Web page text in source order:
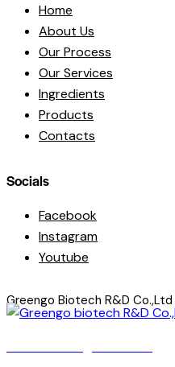
Home
About Us
Our Process
Our Services
Ingredients
Products
Contacts
Socials
Facebook
Instagram
Youtube
Greengo Biotech R&D Co.,Ltd